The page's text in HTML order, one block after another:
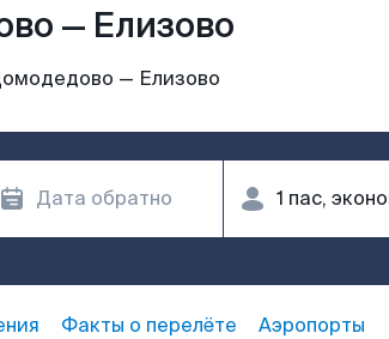
— Елизово
— Елизово
Факты о перелёте Аэропорты